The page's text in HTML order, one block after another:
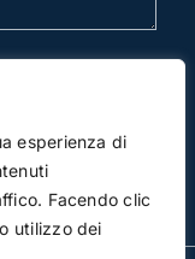
esperienza di
Facendo clic
utilizzo dei